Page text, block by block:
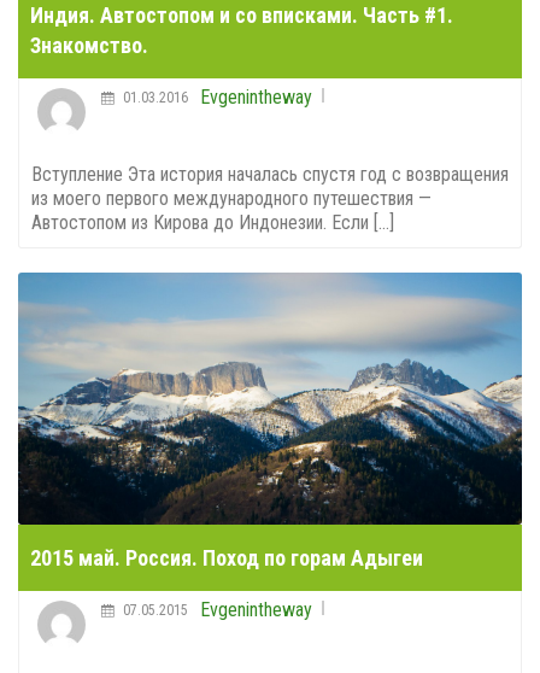
Индия. Автостопом и со вписками. Часть #1.
Знакомство.
Evgenintheway
01.03.2016
Вступление Эта история началась спустя год с возвращения
из моего первого международного путешествия —
Автостопом из Кирова до Индонезии. Если [...]
2015 май. Россия. Поход по горам Адыгеи
Evgenintheway
07.05.2015